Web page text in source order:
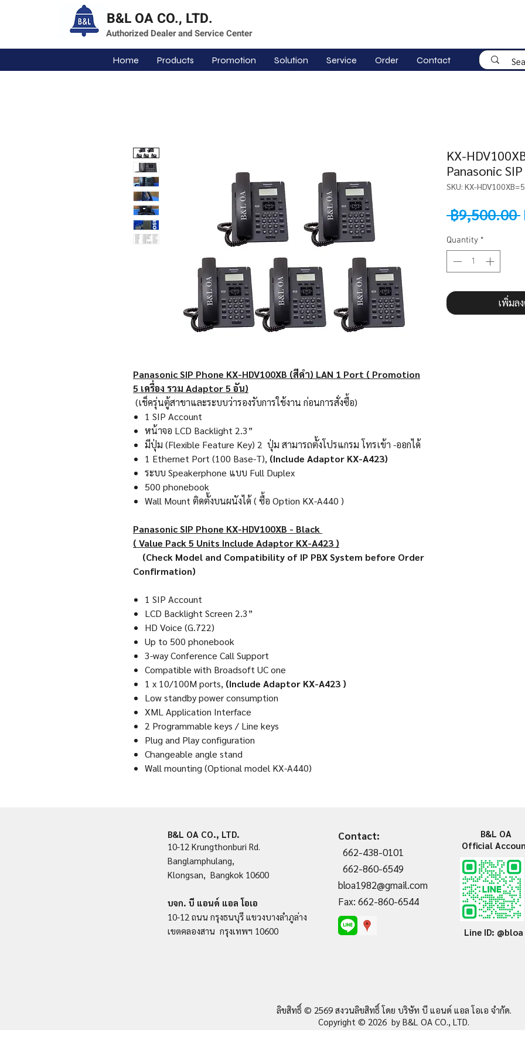
B&L OA CO., LTD.
Authorized Dealer and Service Center
Home Products Promotion Solution Service Order Contact
Panasonic SIP Phone KX-HDV100XB (สีดำ) LAN 1 Port ( Promotion
5 เครื่อง รวม Adaptor 5 อัน)
(เช็ครุ่นตู้สาขาและระบบว่ารองรับการใช้งาน ก่อนการสั่งซื้อ)
1 SIP Account
หน้าจอ LCD Backlight 2.3”
มีปุ่ม (Flexible Feature Key) 2 ปุ่ม สามารถตั้งโปรแกรม โทรเข้า -ออกได้
1 Ethernet Port (100 Base-T), (Include Adaptor KX-A423)
ระบบ Speakerphone แบบ Full Duplex
500 phonebook
Wall Mount ติดตั้งบนผนังได้ ( ซื้อ Option KX-A440 )
Panasonic SIP Phone KX-HDV100XB - Black
( Value Pack 5 Units Include Adaptor KX-A423 )
(Check Model and Compatibility of IP PBX System before Order
Confirmation)
1 SIP Account
LCD Backlight Screen 2.3”
HD Voice (G.722)
Up to 500 phonebook
3-way Conference Call Support
Compatible with Broadsoft UC one
1 x 10/100M ports, (Include Adaptor KX-A423 )
Low standby power consumption
XML Application Interface
2 Programmable keys / Line keys
Plug and Play configuration
Changeable angle stand
Wall mounting (Optional model KX-A440)
KX-
Panasonic
SKU: KX-HDV100XB=5
฿9,500.00
Quantity *
เพิ่มล
B&L OA CO., LTD.
10-12 Krungthonburi Rd.
Banglamphulang,
Klongsan, Bangkok 10600
บจก. บี แอนด์ แอล โอเอ
10-12 ถนน กรุงธนบุรี แขวงบางลำภูล่าง
เขตคลองสาน กรุงเทพฯ 10600
Contact:
662-438-0101
662-860-6549
bloa1982@gmail.com
Fax: 662-860-6544
B&L OA
Official
Line ID: @bloa
ลิขสิทธิ์ © 2569 สงวนลิขสิทธิ์ โดย บริษัท บี แอนด์ แอล โอเอ จำกัด
Copyright © 2026 by B&L OA CO., LTD.